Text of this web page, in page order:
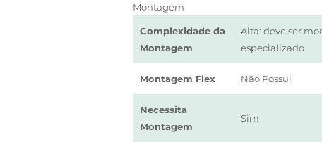
Montagem
Complexidade da
Montagem
Alta: deve ser
especializado
Montagem Flex Não Possui
Necessita
Montagem
Sim